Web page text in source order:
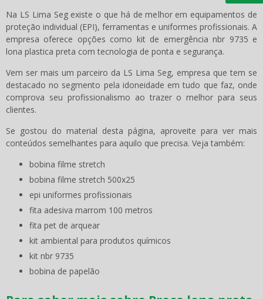
Na LS Lima Seg existe o que há de melhor em equipamentos de
proteção individual (EPI), ferramentas e uniformes profissionais. A
empresa oferece opções como kit de emergência nbr 9735 e
lona plastica preta com tecnologia de ponta e segurança.
Vem ser mais um parceiro da LS Lima Seg, empresa que tem se
destacado no segmento pela idoneidade em tudo que faz, onde
comprova seu profissionalismo ao trazer o melhor para seus
clientes.
Se gostou do material desta página, aproveite para ver mais
conteúdos semelhantes para aquilo que precisa. Veja também:
bobina filme stretch
bobina filme stretch 500x25
epi uniformes profissionais
fita adesiva marrom 100 metros
fita pet de arquear
kit ambiental para produtos químicos
kit nbr 9735
bobina de papelão